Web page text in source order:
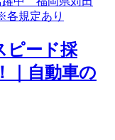
ピード採
｜自動車の